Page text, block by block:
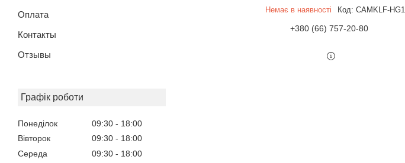
Оплата
Контакты
Отзывы
Графік роботи
Понеділок 09:30
18:00
Вівторок
09:30
18:00
Середа
09:30
18:00
Немає в наявності Код: CAMKLF-HG1
+380 (66) 757-20-80